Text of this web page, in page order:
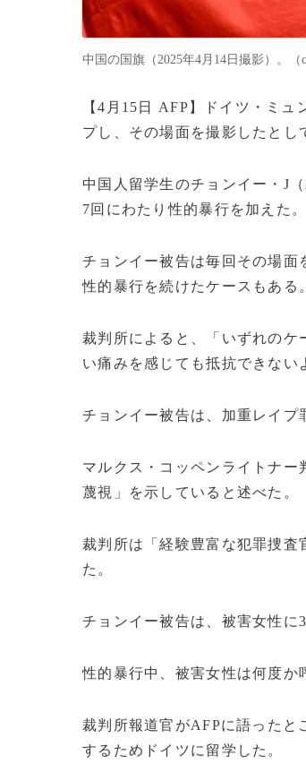
中国の国旗（2025年4月14日撮影）。
【4月15日 AFP】ドイツ・ミ
プし、その場面を撮影したとし
中国人留学生のチョンイー・J
7回にわたり性的暴行を加えた。
チョンイー被告は毎回その場面
性的暴行を続けたケースもある。
裁判所によると、「いずれの
い痛みを感じても抵抗できない
チョンイー被告は、加重レイプ
マルクス・コッペンライトナ
蔑視」を示していると述べた。
裁判所は「経験豊富な犯罪捜
た。
チョンイー被告は、被害女性に
性的暴行中、被害女性は何度か
裁判所報道官がAFPに語ったと
するためドイツに留学した。